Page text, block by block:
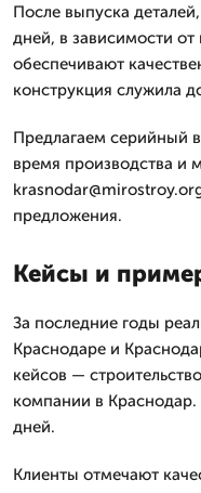
После выпуска
дней, в зависимости
обеспечивают
конструкция служила
Предлагаем серийный
время производства и
предложения.
Кейсы и
За последние годы
Краснодаре и
кейсов —
компании в Краснодар.
дней.
Клиенты отмечают